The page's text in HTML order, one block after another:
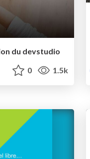
du devstudio
0 1.5k